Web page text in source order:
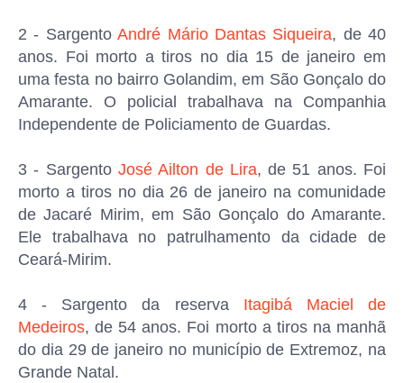
2 - SargentoAndré Mário Dantas Siqueira, de 40
anos. Foi morto a tiros no dia 15 de janeiro em
uma festa no bairro Golandim, em São Gonçalo do
Amarante. O policial trabalhava na Companhia
Independente de Policiamento de Guardas.
3 - Sargento José Ailton de Lira, de 51 anos. Foi
morto a tiros no dia 26 de janeiro na comunidade
de Jacaré Mirim, em São Gonçalo do Amarante.
Ele trabalhava no patrulhamento da cidade de
Ceará-Mirim.
4 - Sargento da reserva Itagibá Maciel de
Medeiros, de 54 anos. Foi morto a tiros na manhã
do dia 29 de janeiro no município de Extremoz, na
Grande Natal.